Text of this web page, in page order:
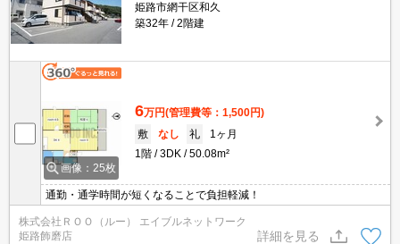
姫路市網干区和久
築32年
2階建
画像：25枚
6万円(管理費等：1,500円)
敷
なし 礼
1ヶ月
1階
3DK 50.08m²
通勤・通学時間が短くなることで負担軽減！
株式会社ＲＯＯ（ルー） エイブルネットワーク
姫路飾磨店
詳細を見る